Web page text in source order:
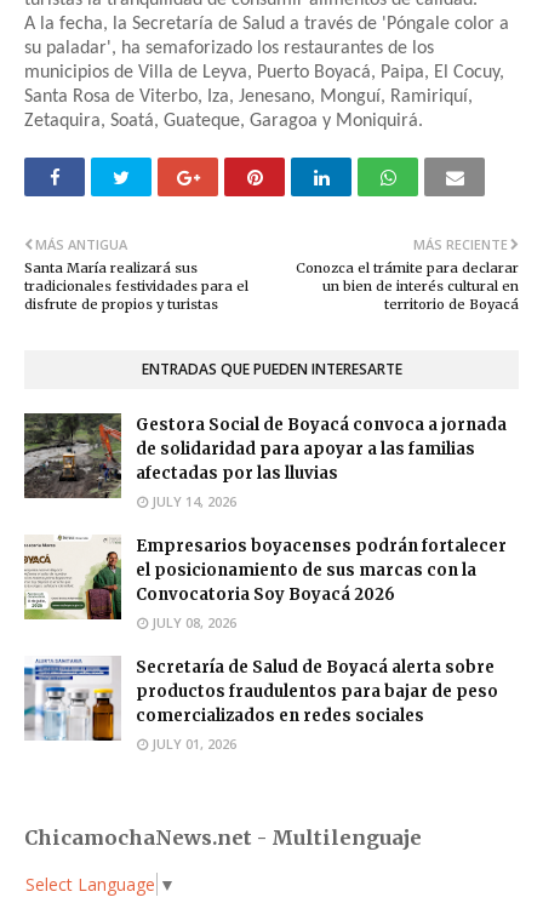
A la fecha, la Secretaría de Salud a través de 'Póngale color a
su paladar', ha semaforizado los restaurantes de los
municipios de Villa de Leyva, Puerto Boyacá, Paipa, El Cocuy,
Santa Rosa de Viterbo, Iza, Jenesano, Monguí, Ramiriquí,
Zetaquira, Soatá, Guateque, Garagoa y Moniquirá.
MÁS RECIENTE
Conozca el trámite para declarar
un bien de interés cultural en
territorio de Boyacá
MÁS ANTIGUA
Santa María realizará sus
tradicionales festividades para el
disfrute de propios y turistas
ENTRADAS QUE PUEDEN INTERESARTE
Gestora Social de Boyacá convoca a jornada
de solidaridad para apoyar a las familias
afectadas por las lluvias
JULY 14, 2026
Empresarios boyacenses podrán fortalecer
el posicionamiento de sus marcas con la
Convocatoria Soy Boyacá 2026
JULY 08, 2026
Secretaría de Salud de Boyacá alerta sobre
productos fraudulentos para bajar de peso
comercializados en redes sociales
JULY 01, 2026
ChicamochaNews.net - Multilenguaje
Select Language ▼